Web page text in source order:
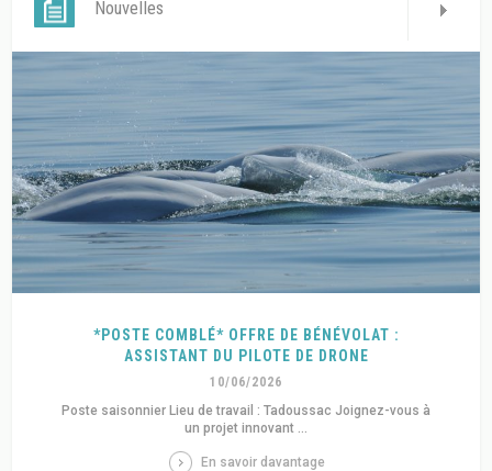
Nouvelles
*POSTE COMBLÉ* OFFRE DE BÉNÉVOLAT :
ASSISTANT DU PILOTE DE DRONE
10/06/2026
Poste saisonnier Lieu de travail : Tadoussac Joignez-vous à
un projet innovant ...
En savoir davantage